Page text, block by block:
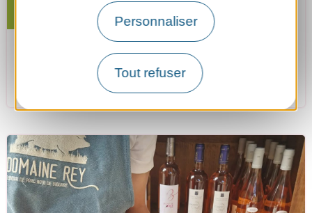
Personnaliser
Tout refuser
Loto de l'été